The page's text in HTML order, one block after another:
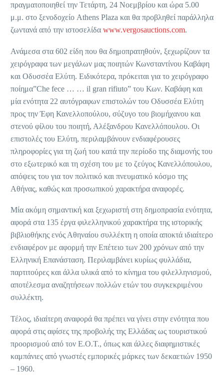
πραγματοποιηθεί την Τετάρτη, 24 Νοεμβρίου και ώρα 5.00
μ.μ. στο ξενοδοχείο Athens Plaza και θα προβληθεί παράλληλα
ζωντανά από την ιστοσελίδα www.vergosauctions.com.
Ανάμεσα στα 602 είδη που θα δημοπρατηθούν, ξεχωρίζουν τα
χειρόγραφα των μεγάλων μας ποιητών Κωνσταντίνου Καβάφη
και Οδυσσέα Ελύτη. Ειδικότερα, πρόκειται για το χειρόγραφο
ποίημα”Che fece … … il gran rifiuto” του Κων. Καβάφη και
μία ενότητα 22 αυτόγραφων επιστολών του Οδυσσέα Ελύτη
προς την Έφη Κανελλοπούλου, σύζυγο του βιομήχανου και
στενού φίλου του ποιητή, Αλέξανδρου Κανελλόπουλου. Οι
επιστολές του Ελύτη, περιλαμβάνουν ενδιαφέρουσες
πληροφορίες για τη ζωή του κατά την περίοδο της διαμονής του
στο εξωτερικό και τη σχέση του με το ζεύγος Κανελλόπουλου,
απόψεις του για τον πολιτικό και πνευματικό κόσμο της
Αθήνας, καθώς και προσωπικού χαρακτήρα αναφορές.
Μία ακόμη σημαντική και ξεχωριστή στη δημοπρασία ενότητα,
αφορά στα 135 έργα φιλελληνικού χαρακτήρα της ιστορικής
βιβλιοθήκης ενός Αθηναίου συλλέκτη η οποία αποκτά ιδιαίτερο
ενδιαφέρον με αφορμή την Επέτειο των 200 χρόνων από την
Ελληνική Επανάσταση. Περιλαμβάνει κυρίως φυλλάδια,
παρτιτούρες και άλλα υλικά από το κίνημα του φιλελληνισμού,
αποτέλεσμα αναζητήσεων πολλών ετών του συγκεκριμένου
συλλέκτη.
Τέλος, ιδιαίτερη αναφορά θα πρέπει να γίνει στην ενότητα που
αφορά στις αφίσες της προβολής της Ελλάδας ως τουριστικού
προορισμού από τον Ε.Ο.Τ., όπως και άλλες διαφημιστικές
καμπάνιες από γνωστές εμπορικές μάρκες των δεκαετιών 1950
– 1960.